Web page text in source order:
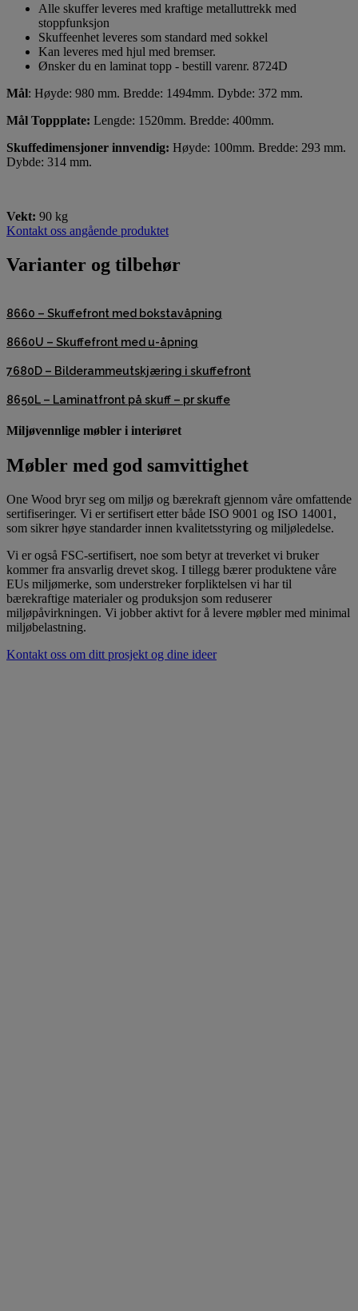
Alle skuffer leveres med kraftige metalluttrekk med
stoppfunksjon
Skuffeenhet leveres som standard med sokkel
Kan leveres med hjul med bremser.
Ønsker du en laminat topp - bestill varenr. 8724D
Mål: Høyde: 980 mm. Bredde: 1494mm. Dybde: 372 mm.
Mål Toppplate: Lengde: 1520mm. Bredde: 400mm.
Skuffedimensjoner innvendig: Høyde: 100mm. Bredde: 293 mm.
Dybde: 314 mm.
Vekt: 90 kg
Kontakt oss angående produktet
Varianter og tilbehør
8660 – Skuffefront med bokstavåpning
8660U – Skuffefront med u-åpning
7680D – Bilderammeutskjæring i skuffefront
8650L – Laminatfront på skuff – pr skuffe
Miljøvennlige møbler i interiøret
Møbler med god samvittighet
One Wood bryr seg om miljø og bærekraft gjennom våre omfattende
sertifiseringer. Vi er sertifisert etter både ISO 9001 og ISO 14001,
som sikrer høye standarder innen kvalitetsstyring og miljøledelse.
Vi er også FSC-sertifisert, noe som betyr at treverket vi bruker
kommer fra ansvarlig drevet skog. I tillegg bærer produktene våre
EUs miljømerke, som understreker forpliktelsen vi har til
bærekraftige materialer og produksjon som reduserer
miljøpåvirkningen. Vi jobber aktivt for å levere møbler med minimal
miljøbelastning.
Kontakt oss om ditt prosjekt og dine ideer